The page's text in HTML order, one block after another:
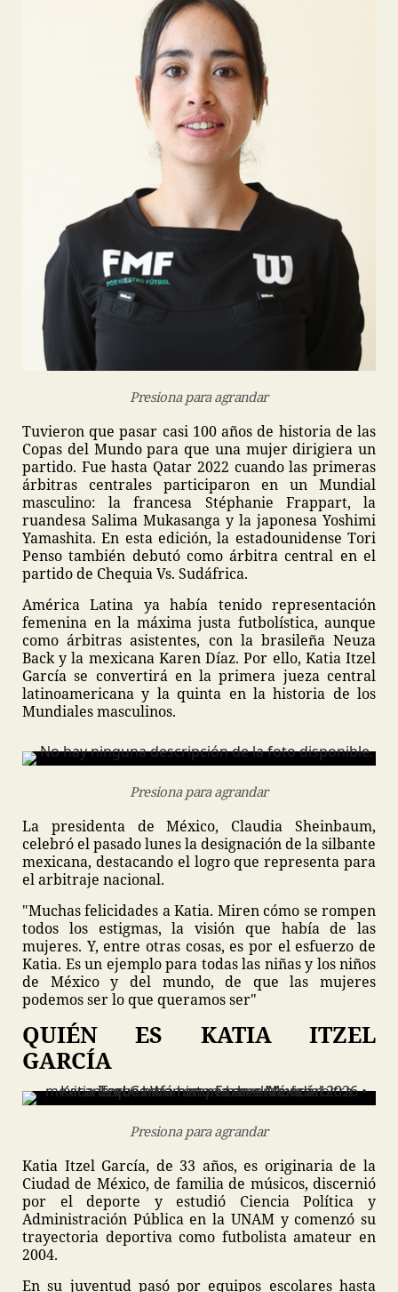
Presiona para agrandar
Tuvieron que pasar casi 100 años de historia de las
Copas del Mundo para que una mujer dirigiera un
partido. Fue hasta Qatar 2022 cuando las primeras
árbitras centrales participaron en un Mundial
masculino: la francesa Stéphanie Frappart, la
ruandesa Salima Mukasanga y la japonesa Yoshimi
Yamashita. En esta edición, la estadounidense Tori
Penso también debutó como árbitra central en el
partido de Chequia Vs. Sudáfrica.
América Latina ya había tenido representación
femenina en la máxima justa futbolística, aunque
como árbitras asistentes, con la brasileña Neuza
Back y la mexicana Karen Díaz. Por ello, Katia Itzel
García se convertirá en la primera jueza central
latinoamericana y la quinta en la historia de los
Mundiales masculinos.
Presiona para agrandar
La presidenta de México, Claudia Sheinbaum,
celebró el pasado lunes la designación de la silbante
mexicana, destacando el logro que representa para
el arbitraje nacional.
"Muchas felicidades a Katia. Miren cómo se rompen
todos los estigmas, la visión que había de las
mujeres. Y, entre otras cosas, es por el esfuerzo de
Katia. Es un ejemplo para todas las niñas y los niños
de México y del mundo, de que las mujeres
podemos ser lo que queramos ser"
QUIÉN ES KATIA ITZEL
GARCÍA
Presiona para agrandar
Katia Itzel García, de 33 años, es originaria de la
Ciudad de México, de familia de músicos, discernió
por el deporte y estudió Ciencia Política y
Administración Pública en la UNAM y comenzó su
trayectoria deportiva como futbolista amateur en
2004.
En su juventud pasó por equipos escolares hasta